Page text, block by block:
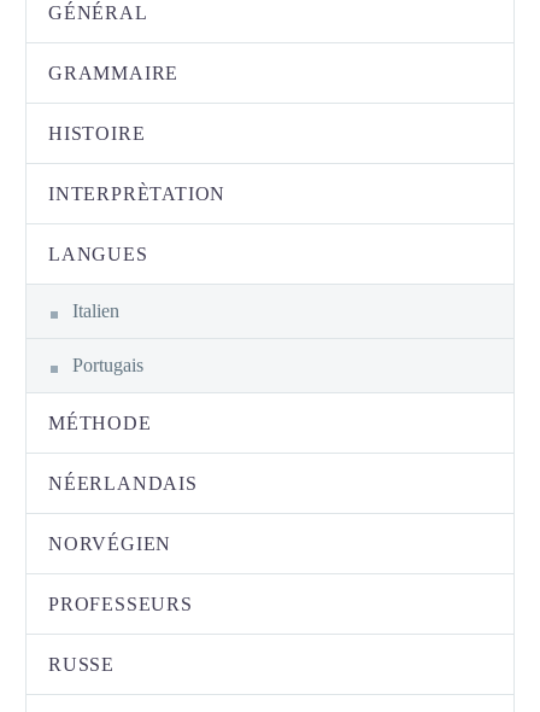
GÉNÉRAL
GRAMMAIRE
HISTOIRE
INTERPRÈTATION
LANGUES
Italien
Portugais
MÉTHODE
NÉERLANDAIS
NORVÉGIEN
PROFESSEURS
RUSSE